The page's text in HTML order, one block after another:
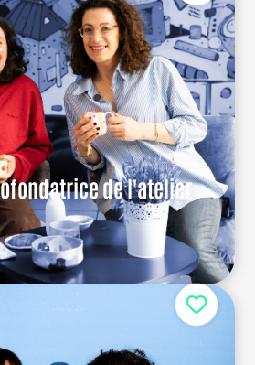
de l'atelier